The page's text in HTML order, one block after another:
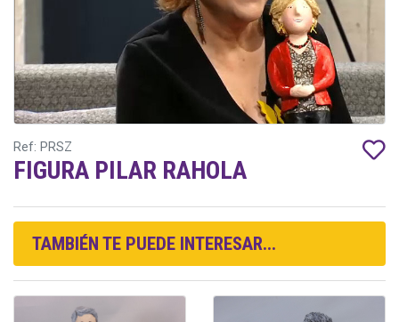
Ref: PRSZ
FIGURA PILAR RAHOLA
TAMBIÉN TE PUEDE INTERESAR...